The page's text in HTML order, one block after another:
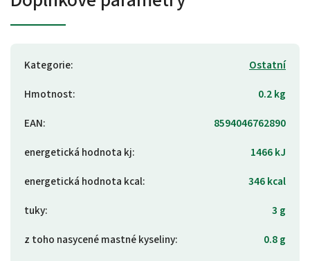
Kategorie:
Ostatní
Hmotnost:
0.2 kg
EAN:
8594046762890
energetická hodnota kj:
1466 kJ
energetická hodnota kcal:
346 kcal
tuky:
3 g
z toho nasycené mastné kyseliny:
0.8 g